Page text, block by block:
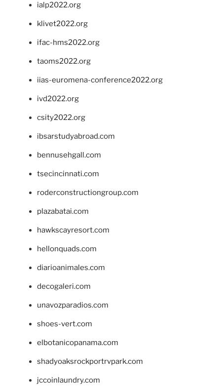
ialp2022.org
klivet2022.org
ifac-hms2022.org
taoms2022.org
iias-euromena-conference2022.org
ivd2022.org
csity2022.org
ibsarstudyabroad.com
bennusehgall.com
tsecincinnati.com
roderconstructiongroup.com
plazabatai.com
hawkscayresort.com
hellonquads.com
diarioanimales.com
decogaleri.com
unavozparadios.com
shoes-vert.com
elbotanicopanama.com
shadyoaksrockportrvpark.com
jccoinlaundry.com